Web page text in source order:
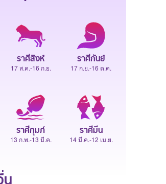
ราศีสิงห์
17 ส.ค.-16 ก.ย.
ราศีกันย์
17 ก.ย.-16 ต.ค.
ราศีกุมภ์
13 ก.พ.-13 มี.ค.
ราศีมีน
14 มี.ค.-12 เม.ย.
น